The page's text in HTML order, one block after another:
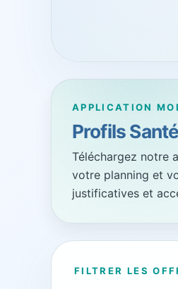
APPLICATION
Profils
Téléchargez notre
votre planning et
justificatives et
FILTRER LES